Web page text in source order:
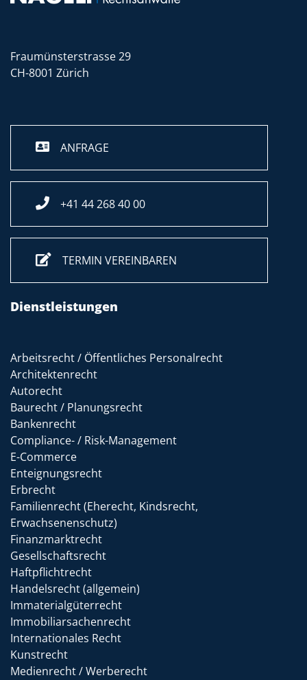
Fraumünsterstrasse 29
CH-8001 Zürich
ANFRAGE
+41 44 268 40 00
TERMIN VEREINBAREN
Dienstleistungen
Arbeitsrecht / Öffentliches Personalrecht
Architektenrecht
Autorecht
Baurecht / Planungsrecht
Bankenrecht
Compliance- / Risk-Management
E-Commerce
Enteignungsrecht
Erbrecht
Familienrecht (Eherecht, Kindsrecht,
Erwachsenenschutz)
Finanzmarktrecht
Gesellschaftsrecht
Haftpflichtrecht
Handelsrecht (allgemein)
Immaterialgüterrecht
Immobiliarsachenrecht
Internationales Recht
Kunstrecht
Medienrecht / Werberecht